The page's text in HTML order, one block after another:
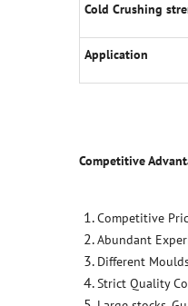
Cold Crushing
Application
Competitive
Competitive
Abundant
Different
Strict Quality